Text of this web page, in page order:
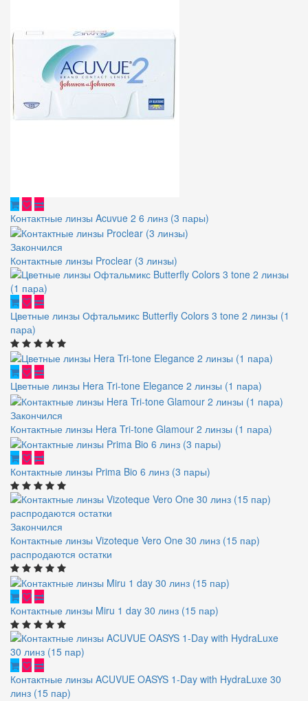
Контактные линзы Acuvue 2 6 линз (3 пары)
Закончился
Контактные линзы Proclear (3 линзы)
Цветные линзы Офтальмикс Butterfly Colors 3 tone 2 линзы (1
пара)
Цветные линзы Hera Tri-tone Elegance 2 линзы (1 пара)
Закончился
Контактные линзы Hera Tri-tone Glamour 2 линзы (1 пара)
Контактные линзы Prima Bio 6 линз (3 пары)
Закончился
Контактные линзы Vizoteque Vero One 30 линз (15 пар)
распродаются остатки
Контактные линзы Miru 1 day 30 линз (15 пар)
Контактные линзы ACUVUE OASYS 1-Day with HydraLuxe 30
линз (15 пар)